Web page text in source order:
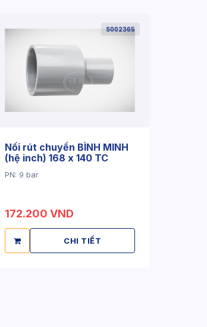
S002365
Nối rút chuyển BÌNH MINH
(hệ inch) 168 x 140 TC
PN: 9 bar
172.200 VND
CHI TIẾT